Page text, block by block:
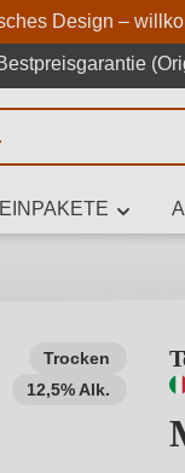
Zur
Design –
Trocken
12,5% Alk.
Wein Sie suchen –